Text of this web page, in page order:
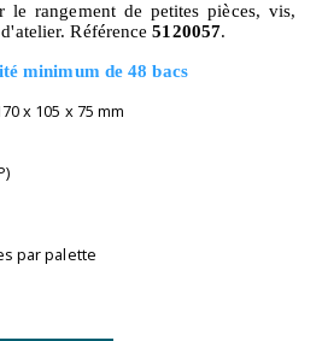
le rangement de petites pièces, vis,
Référence5120057.
minimum de 48 bacs
x 105 x 75 mm
par palette